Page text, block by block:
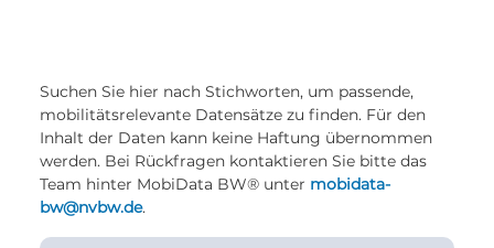
Suchen Sie hier nach Stichworten, um passende,
mobilitätsrelevante Datensätze zu finden. Für den
Inhalt der Daten kann keine Haftung übernommen
werden. Bei Rückfragen kontaktieren Sie bitte das
Team hinter MobiData BW® unter mobidata-
bw@nvbw.de.